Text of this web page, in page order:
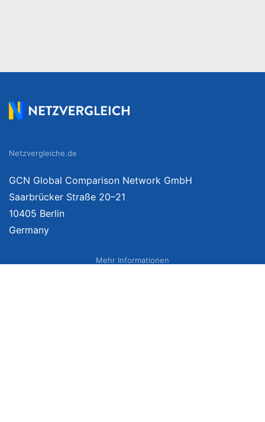
Netzvergleiche.de
GCN Global Comparison Network GmbH
Saarbrücker Straße 20–21
10405 Berlin
Germany
Mehr Informationen